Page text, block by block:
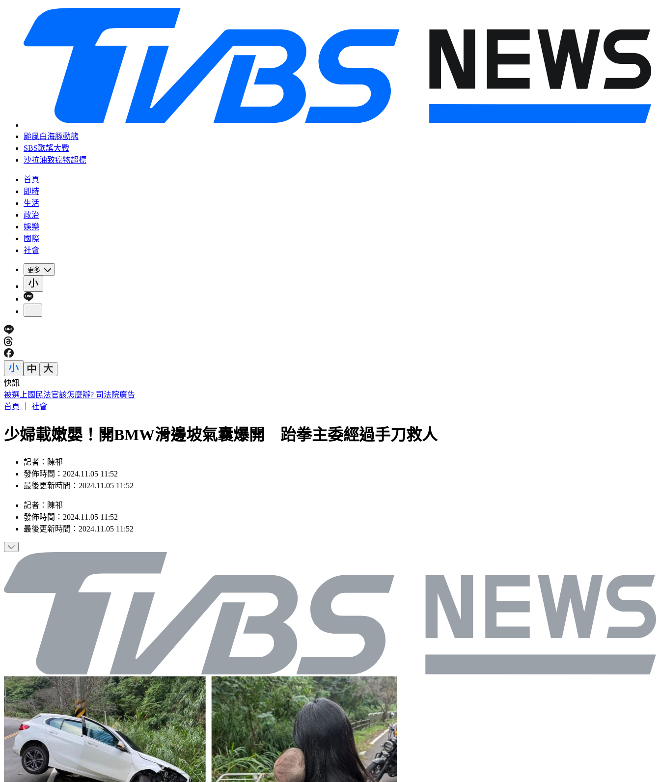
颱風白海豚動態
SBS歌謠大戰
沙拉油致癌物超標
首頁
即時
生活
政治
娛樂
國際
社會
更多
快訊
IU無預警召喚前男友 韓網替「她」心疼：很不舒服
首頁
社會
少婦載嫩嬰！開BMW滑邊坡氣囊爆開 跆拳主委經過手刀救人
記者：陳祁
發佈時間：2024.11.05 11:52
最後更新時間：2024.11.05 11:52
記者 ： 陳祁
發佈時間： 2024.11.05 11:52
最後更新時間： 2024.11.05 11:52